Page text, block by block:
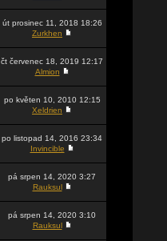
út prosinec 11, 2018 18:26
Zurkhen
čt červenec 18, 2019 12:17
Almion
po květen 10, 2010 12:15
Xeldrien
po listopad 14, 2016 23:34
Invincible
pá srpen 14, 2020 3:27
Rauksul
pá srpen 14, 2020 3:10
Rauksul